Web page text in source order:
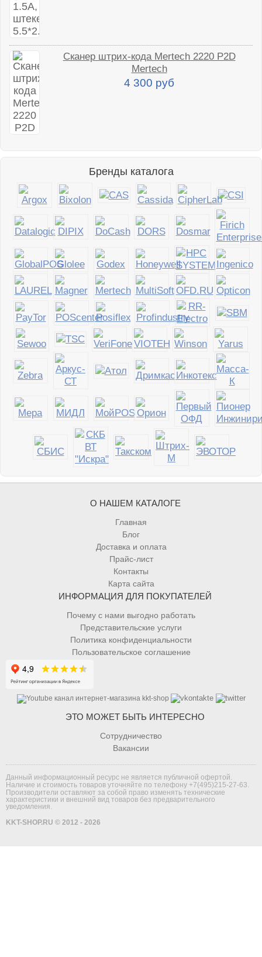
Сканер штрих-кода Mertech 2220 P2D
Mertech
4 300 руб
Бренды каталога
О НАШЕМ КАТАЛОГЕ
Главная
Блог
Доставка и оплата
Прайс-лист
Контакты
Карта сайта
ИНФОРМАЦИЯ ДЛЯ ПОКУПАТЕЛЕЙ
Почему с нами выгодно работать
Представительские услуги
Политика конфиденциальности
Пользовательское соглашение
ЭТО МОЖЕТ БЫТЬ ИНТЕРЕСНО
Сотрудничество
Вакансии
Данный информационный ресурс не является публичной офертой.
Наличие и стоимость товаров уточняйте по телефону +7(495)215-27-63
Производители оставляют за собой право изменять технические
характеристики и внешний вид товаров без предварительного
уведомления.
KKT-SHOP.RU © 2012 - 2026